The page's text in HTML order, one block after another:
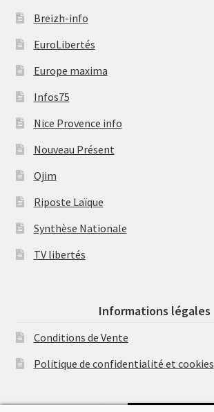
Breizh-info
EuroLibertés
Europe maxima
Infos75
Nice Provence info
Nouveau Présent
Ojim
Riposte Laïque
Synthèse Nationale
TV libertés
Informations légales
Conditions de Vente
Politique de confidentialité et cookies